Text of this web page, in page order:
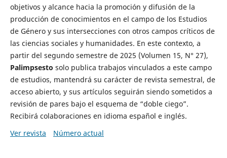
objetivos y alcance hacia la promoción y difusión de la
producción de conocimientos en el campo de los Estudios
de Género y sus intersecciones con otros campos críticos de
las ciencias sociales y humanidades. En este contexto, a
partir del segundo semestre de 2025 (Volumen 15, N° 27),
Palimpsesto solo publica trabajos vinculados a este campo
de estudios, mantendrá su carácter de revista semestral, de
acceso abierto, y sus artículos seguirán siendo sometidos a
revisión de pares bajo el esquema de “doble ciego”.
Recibirá colaboraciones en idioma español e inglés.
Ver revista
Número actual